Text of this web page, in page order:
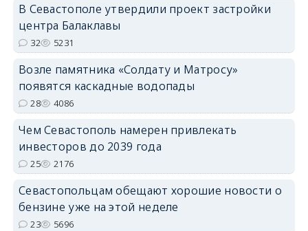
В Севастополе утвердили проект застройки
центра Балаклавы
32 5231
Возле памятника «Солдату и Матросу»
появятся каскадные водопады
28 4086
Чем Севастополь намерен привлекать
инвесторов до 2039 года
25 2176
Севастопольцам обещают хорошие новости о
бензине уже на этой неделе
23 5696